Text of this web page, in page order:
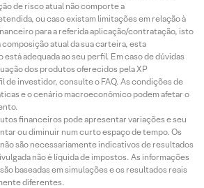
de risco atual não comporte a
ou caso existam limitações em relação à
para a referida aplicação/contratação, isto
atual da sua carteira, esta
adequada ao seu perfil. Em caso de dúvidas
dos produtos oferecidos pela XP
de investidor, consulte o FAQ. As condições de
e o cenário macroeconômico podem afetar o
financeiros pode apresentar variações e seu
ou diminuir num curto espaço de tempo. Os
são necessariamente indicativos de resultados
não é líquida de impostos. As informações
baseadas em simulações e os resultados reais
diferentes.